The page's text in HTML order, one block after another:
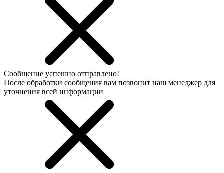
Сообщение успешно отправлено!
После обработки сообщения вам позвонит наш менеджер для
уточнения всей информации